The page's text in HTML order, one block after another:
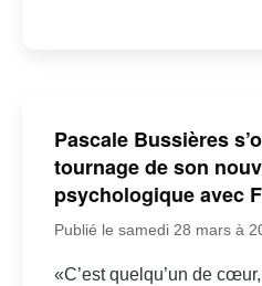
Pascale Bussières
tournage de son
psychologique avec
Publié le samedi 28 mars à
«C’est quelqu’un de